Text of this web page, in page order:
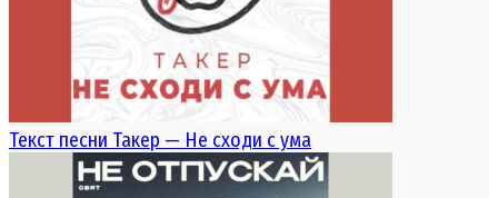
Текст песни Такер — Не сходи с ума